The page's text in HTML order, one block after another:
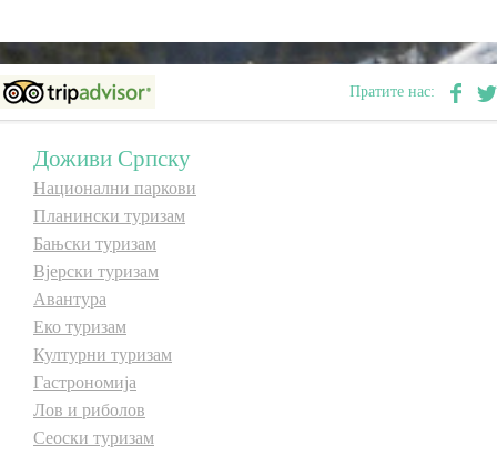
Омладински туризам
Дестинације
Списак дестинација
Мапа дестинација
Манифестације
Смјештај
Мултимедија
Пратите нас:
Доживи Српску
Национални паркови
Планински туризам
Бањски туризам
Вјерски туризам
Авантура
Еко туризам
Културни туризам
Гастрономија
Лов и риболов
Сеоски туризам